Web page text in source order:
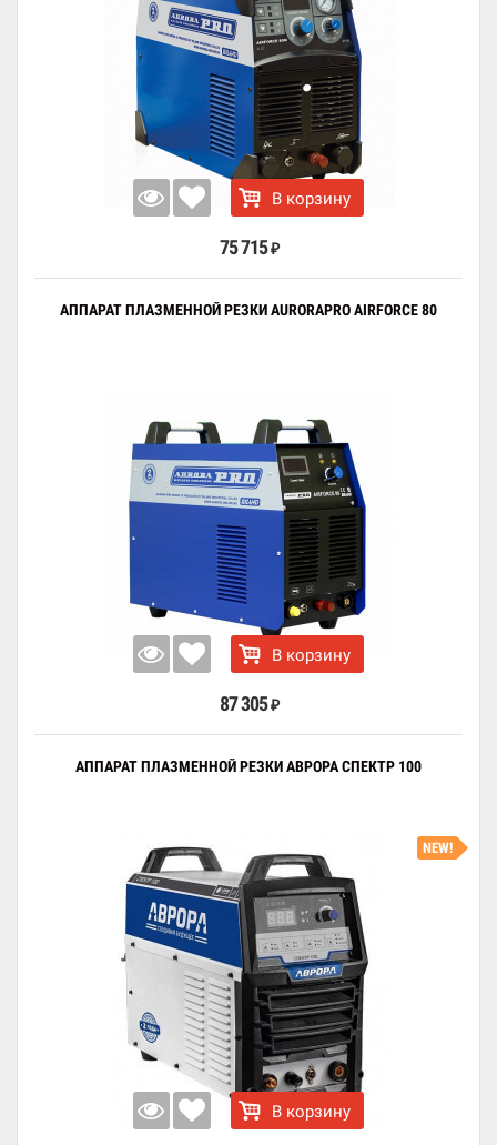
В корзину
75 715 ₽
АППАРАТ ПЛАЗМЕННОЙ РЕЗКИ AURORAPRO AIRFORCE 80
В корзину
87 305 ₽
АППАРАТ ПЛАЗМЕННОЙ РЕЗКИ АВРОРА СПЕКТР 100
NEW!
В корзину